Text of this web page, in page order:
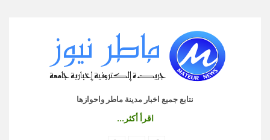
نتابع جميع اخبار مدينة ماطر واحوازها
اقرأ أكثر...